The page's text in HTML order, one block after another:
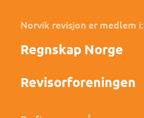
Norvik revisjon er medlem i:
Regnskap Norge
Revisorforeningen